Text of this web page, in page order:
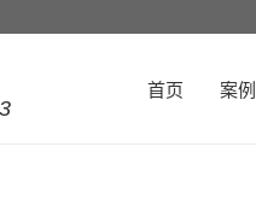
首页 案例